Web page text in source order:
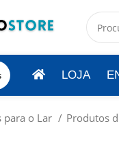
LOJA
para o Lar Produtos